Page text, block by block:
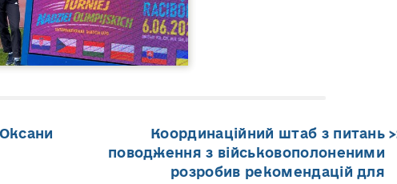
Координаційний штаб з питань
поводження з військовополоненими
розробив рекомендацій для